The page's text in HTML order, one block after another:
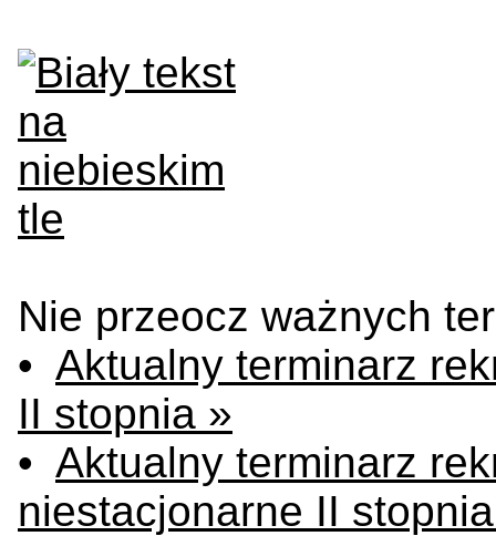
Nie przeocz ważnych
• Aktualny terminarz
II stopnia »
• Aktualny terminarz
niestacjonarne II